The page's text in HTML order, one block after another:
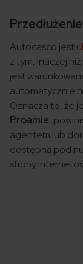
Autocasco jest
z tym, inaczej
jest
automatycznie
Oznacza to, że
Proamie,
agentem lub
dostępną pod
strony